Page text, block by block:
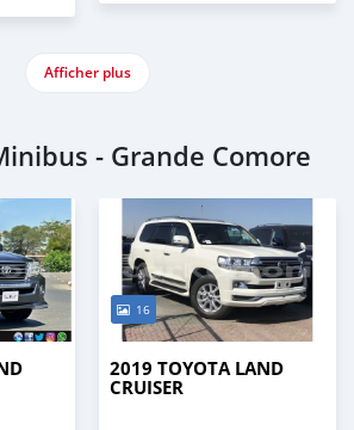
Afficher plus
- Grande Comore
16
2019 TOYOTA LAND
CRUISER